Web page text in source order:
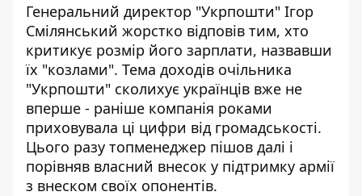
Генеральний директор "Укрпошти" Ігор
Смілянський жорстко відповів тим, хто
критикує розмір його зарплати, назвавши
їх "козлами". Тема доходів очільника
"Укрпошти" сколихує українців вже не
вперше - раніше компанія роками
приховувала ці цифри від громадськості.
Цього разу топменеджер пішов далі і
порівняв власний внесок у підтримку армії
з внеском своїх опонентів.